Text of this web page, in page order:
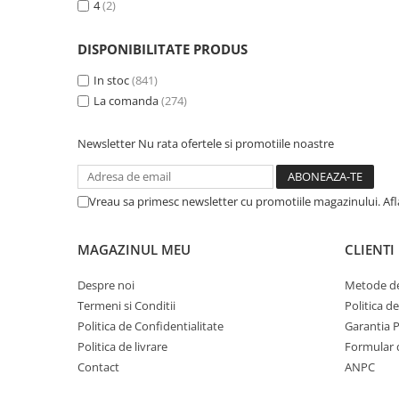
4(2)
DISPONIBILITATE PRODUS
In stoc(841)
La comanda(274)
Newsletter Nu rata ofertele si promotiile noastre
Vreau sa primesc newsletter cu promotiile magazinului.
MAGAZINUL MEU
Despre noi
Termeni si Conditii
Politica de Confidentialitate
Politica de livrare
Contact
CLIENTI
Metode
Politica
Garantia
Formular
ANPC